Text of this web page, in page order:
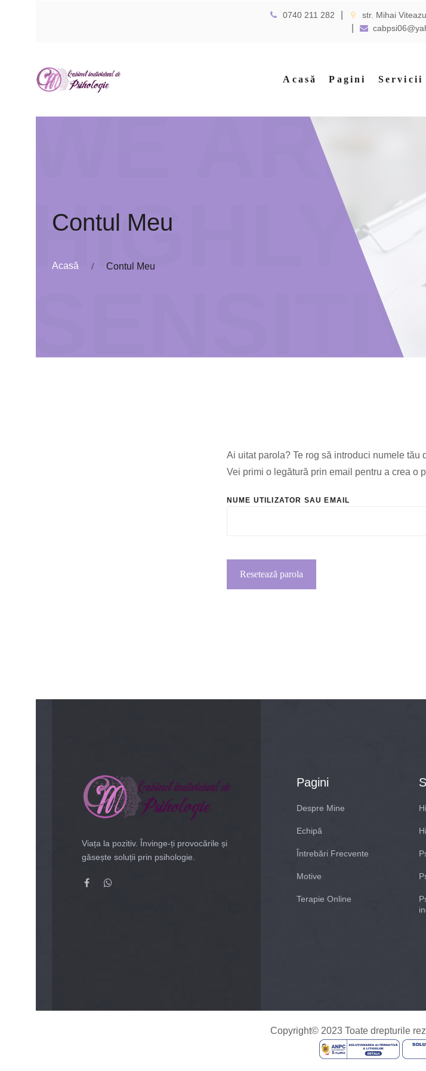
0740 211 282
str. Mihai
Acasă Pagini Servicii
WE ARE
HIGHLY
Contul Meu
Acasă Contul Meu
Ai uitat parola? Te rog să introduci numele tău
Vei primi o legătură prin email pentru a crea o
NUME UTILIZATOR SAU EMAIL
Resetează parola
Viața la pozitiv. Învinge-ți provocările și
găsește soluții prin psihologie.
Pagini
Despre Mine
Echipă
Întrebări Frecvente
Motive
Terapie Online
Copyright© 2023 Toate drepturile